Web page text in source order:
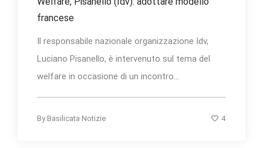
francese
Il responsabile nazionale organizzazione Idv,
Luciano Pisanello, è intervenuto sul tema del
welfare in occasione di un incontro...
By Basilicata Notizie 4